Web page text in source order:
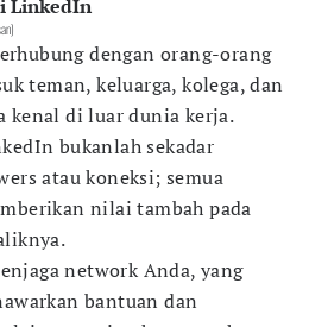
LinkedIn
dengan orang-orang
teman, keluarga, kolega, dan
kenal di luar dunia kerja.
bukanlah sekadar
atau koneksi; semua
nilai tambah pada
network Anda, yang
bantuan dan